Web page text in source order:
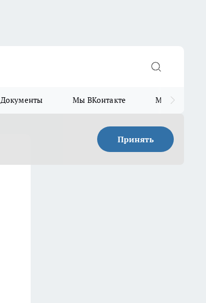
Документы Мы ВКонтакте Мы в
Принять